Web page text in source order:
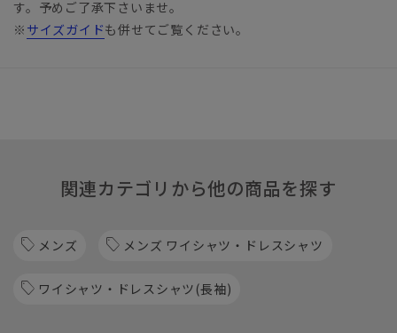
す。予めご了承下さいませ。
※ サイズガイドも併せてご覧ください。
関連カテゴリから他の商品を探す
メンズ メンズ ワイシャツ・ドレスシャツ
ワイシャツ・ドレスシャツ(長袖)